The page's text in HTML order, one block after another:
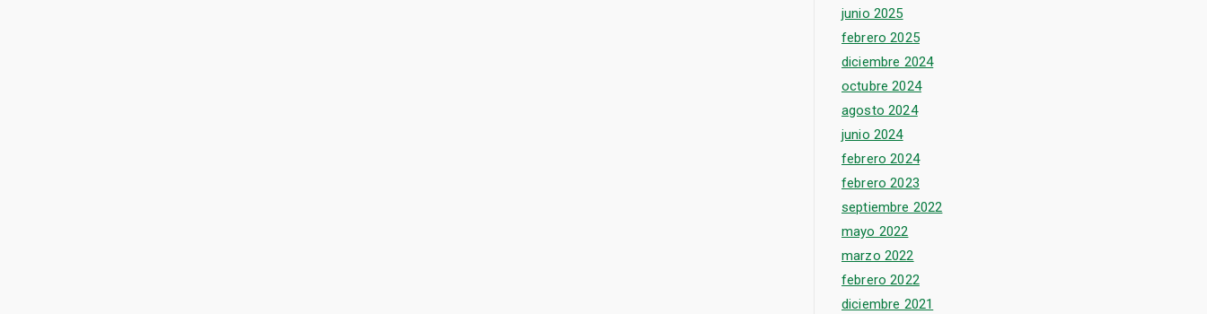
junio 2025
febrero 2025
diciembre 2024
octubre 2024
agosto 2024
junio 2024
febrero 2024
febrero 2023
septiembre 2022
mayo 2022
marzo 2022
febrero 2022
diciembre 2021